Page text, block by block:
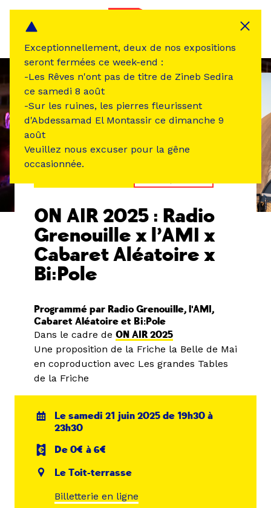
ON AIR 2025 : Radio
Grenouille x l’AMI x
Cabaret Aléatoire x
Bi:Pole
Programmé par Radio Grenouille, l'AMI,
Cabaret Aléatoire et Bi:Pole
Dans le cadre de ON AIR 2025
Une proposition de la Friche la Belle de Mai
en coproduction avec Les grandes Tables
de la Friche
Le samedi 21 juin 2025 de 19h30 à
23h30
De 0€ à 6€
Le Toit-terrasse
Billetterie en ligne
Exceptionnellement, deux de nos expositions
seront fermées ce week-end :
-Les Rêves n'ont pas de titre de Zineb Sedira
ce samedi 8 août
-Sur les ruines, les pierres fleurissent
d'Abdessamad El Montassir ce dimanche 9
août
Veuillez nous excuser pour la gêne
occasionnée.
Panneau de gestion des cookies